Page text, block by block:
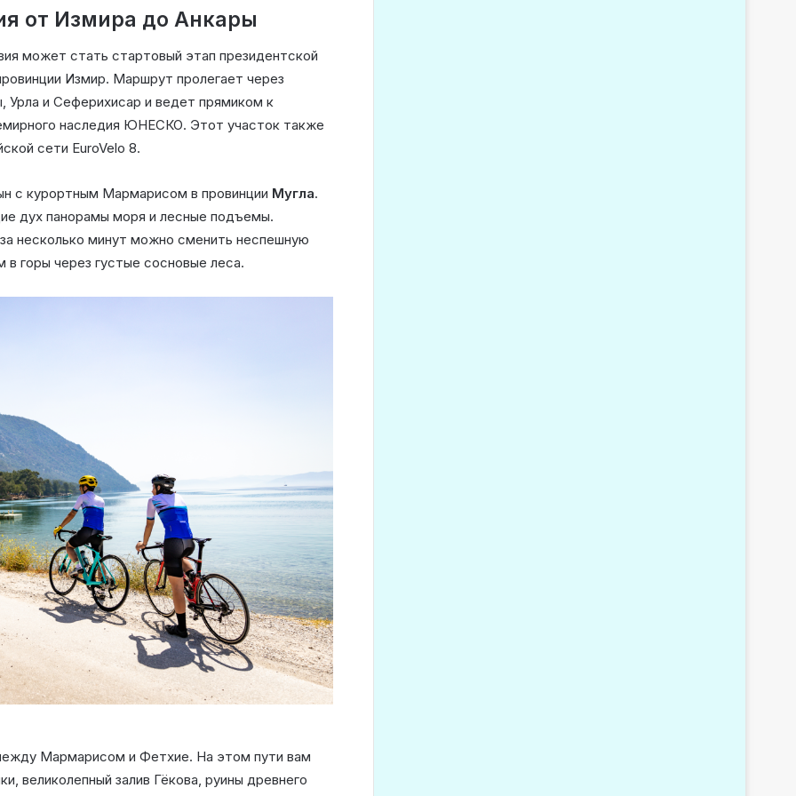
от Измира до Анкары
может стать стартовый этап президентской
Измир. Маршрут пролегает через
Урла и Сеферихисар и ведет прямиком к
наследия ЮНЕСКО. Этот участок также
сети EuroVelo 8.
с курортным Мармарисом в провинции Мугла.
дух панорамы моря и лесные подъемы.
несколько минут можно сменить неспешную
горы через густые сосновые леса.
Мармарисом и Фетхие. На этом пути вам
великолепный залив Гёкова, руины древнего